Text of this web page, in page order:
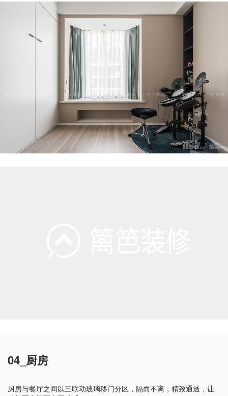
04_厨房
厨房与餐厅之间以三联动玻璃移门分区，隔而不离，精致通透，让